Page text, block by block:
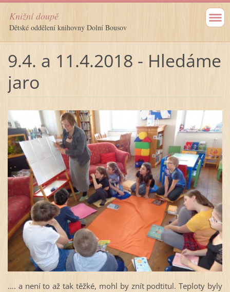
Knižní doupě
Dětské oddělení knihovny Dolní Bousov
9.4. a 11.4.2018 - Hledáme
jaro
…. a není to až tak těžké, mohl by znít podtitul. Teploty byly